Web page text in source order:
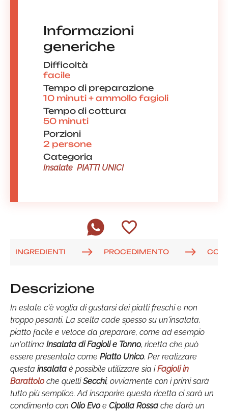
Informazioni
generiche
Difficoltà
facile
Tempo di preparazione
10 minuti + ammollo fagioli
Tempo di cottura
50 minuti
Porzioni
2 persone
Categoria
Insalate PIATTI UNICI
INGREDIENTI PROCEDIMENTO
Descrizione
In estate c'è voglia di gustarsi dei piatti freschi e non
troppo pesanti. La scelta cade spesso su un'insalata,
piatto facile e veloce da preparare, come ad esempio
un'ottima Insalata di Fagioli e Tonno, ricetta che può
essere presentata come Piatto Unico. Per realizzare
questa insalata è possibile utilizzare sia iFagioli in
Barattoloche quelliSecchi, ovviamente con i primi sarà
tutto più semplice. Ad insaporire questa ricetta ci sarà un
condimento con Olio Evoe Cipolla Rossa che darà un